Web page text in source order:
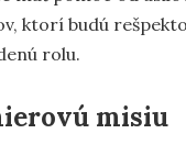
ktorí budú
rolu.
misiu